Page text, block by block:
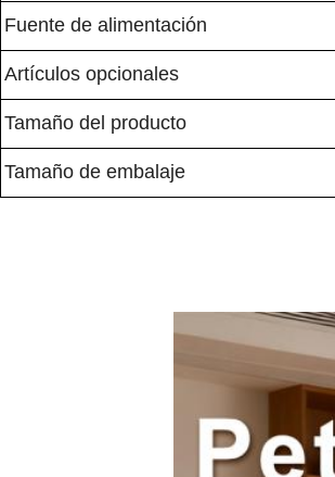
Fuente de alimentación
Artículos opcionales
Tamaño del producto
Tamaño de embalaje